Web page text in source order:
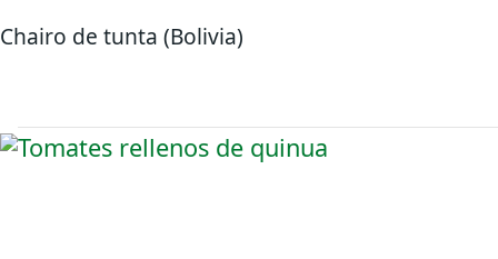
Chairo de tunta (Bolivia)